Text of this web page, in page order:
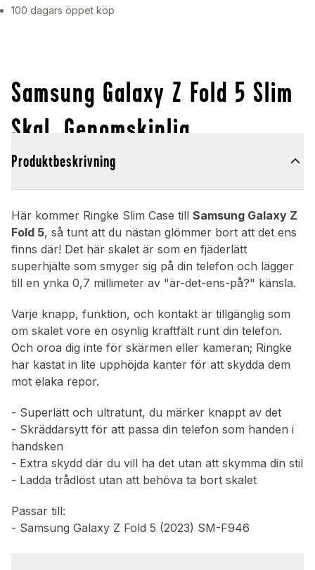
100 dagars öppet köp
Samsung Galaxy Z Fold 5 Slim
Skal, Genomskinlig
Produktbeskrivning
Här kommer Ringke Slim Case till Samsung Galaxy Z
Fold 5, så tunt att du nästan glömmer bort att det ens
finns där! Det här skalet är som en fjäderlätt
superhjälte som smyger sig på din telefon och lägger
till en ynka 0,7 millimeter av "är-det-ens-på?" känsla.
Varje knapp, funktion, och kontakt är tillgänglig som
om skalet vore en osynlig kraftfält runt din telefon.
Och oroa dig inte för skärmen eller kameran; Ringke
har kastat in lite upphöjda kanter för att skydda dem
mot elaka repor.
- Superlätt och ultratunt, du märker knappt av det
- Skräddarsytt för att passa din telefon som handen i
handsken
- Extra skydd där du vill ha det utan att skymma din stil
- Ladda trådlöst utan att behöva ta bort skalet
Passar till:
- Samsung Galaxy Z Fold 5 (2023) SM-F946